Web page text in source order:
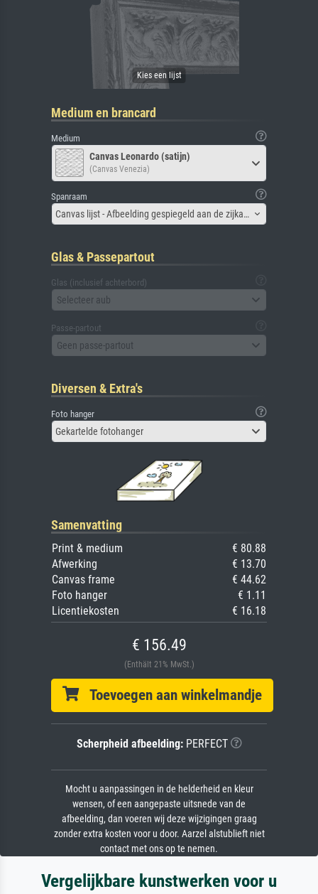
Medium en brancard
Medium
Canvas Leonardo (satijn)
(Canvas Venezia)
Spanraam
Canvas lijst - Afbeelding gespiegeld aan de zijkant
Glas & Passepartout
Glas (inclusief achterbord)
Selecteer aub
Passe-partout
Geen passe-partout
Diversen & Extra's
Foto hanger
Gekartelde fotohanger
Samenvatting
Print & medium
€ 80.88
Afwerking
€ 13.70
Canvas frame
€ 44.62
Foto hanger
€ 1.11
Licentiekosten
€ 16.18
€ 156.49
(Enthält 21% MwSt.)
Toevoegen aan winkelmandje
Scherpheid afbeelding:PERFECT
Mocht u aanpassingen in de helderheid en kleur
wensen, of een aangepaste uitsnede van de
afbeelding, dan voeren wij deze wijzigingen graag
zonder extra kosten voor u door. Aarzel alstublieft niet
contact met ons op te nemen.
Vergelijkbare kunstwerken voor u